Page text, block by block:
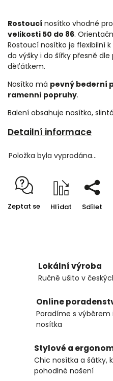
Rostoucí nosítko vhodné
velikosti 50 do 86.
Rostoucí nosítko je flexibilní
do výšky i do šířky přesně
děťátkem.
Nosítko má pevný bederní
ramenní popruhy.
Balení obsahuje nosítko,
Detailní informace
Položka byla vyprodána…
Zeptat se Hlídat Sdílet
Lokální výroba
Ručně ušito v
Online
Poradíme s
nosítka
Stylové a
Chic nosítka a šátky,
pohodlné nošení